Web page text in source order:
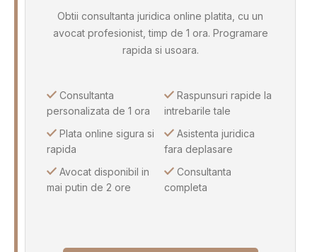
Obtii consultanta juridica online platita, cu un
avocat profesionist, timp de 1 ora. Programare
rapida si usoara.
Consultanta
personalizata de 1 ora
Plata online sigura si
rapida
Avocat disponibil in
mai putin de 2 ore
Raspunsuri rapide la
intrebarile tale
Asistenta juridica
fara deplasare
Consultanta
completa